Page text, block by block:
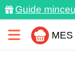
Guide